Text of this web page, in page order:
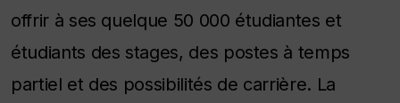
offrir à ses quelque 50 000 étudiantes et
étudiants des stages, des postes à temps
partiel et des possibilités de carrière. La